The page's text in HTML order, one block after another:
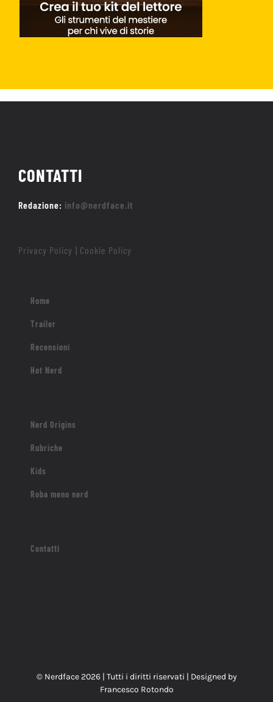
CONTATTI
Redazione: info@nerdface.it
Privacy Policy | Cookie Policy
Home
Trailer
Recensioni
Hot Nerd
Nerd Origins
Rubriche
Kids
Roba meno nerd
Contatti
© Nerdface 2026 | Tutti i diritti riservati | Designed by
Francesco Rotondo